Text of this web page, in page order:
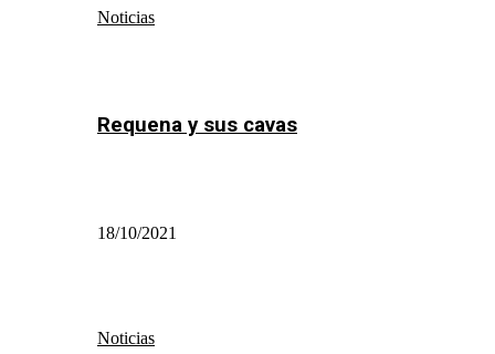
Noticias
Requena y sus cavas
18/10/2021
Noticias